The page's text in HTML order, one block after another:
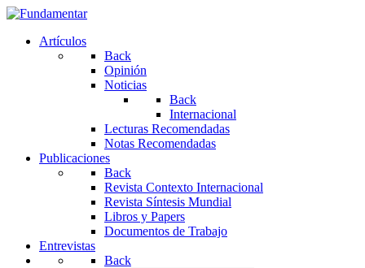
Artículos
Back
Opinión
Noticias
Back
Internacional
Lecturas Recomendadas
Notas Recomendadas
Publicaciones
Back
Revista Contexto Internacional
Revista Síntesis Mundial
Libros y Papers
Documentos de Trabajo
Entrevistas
Back